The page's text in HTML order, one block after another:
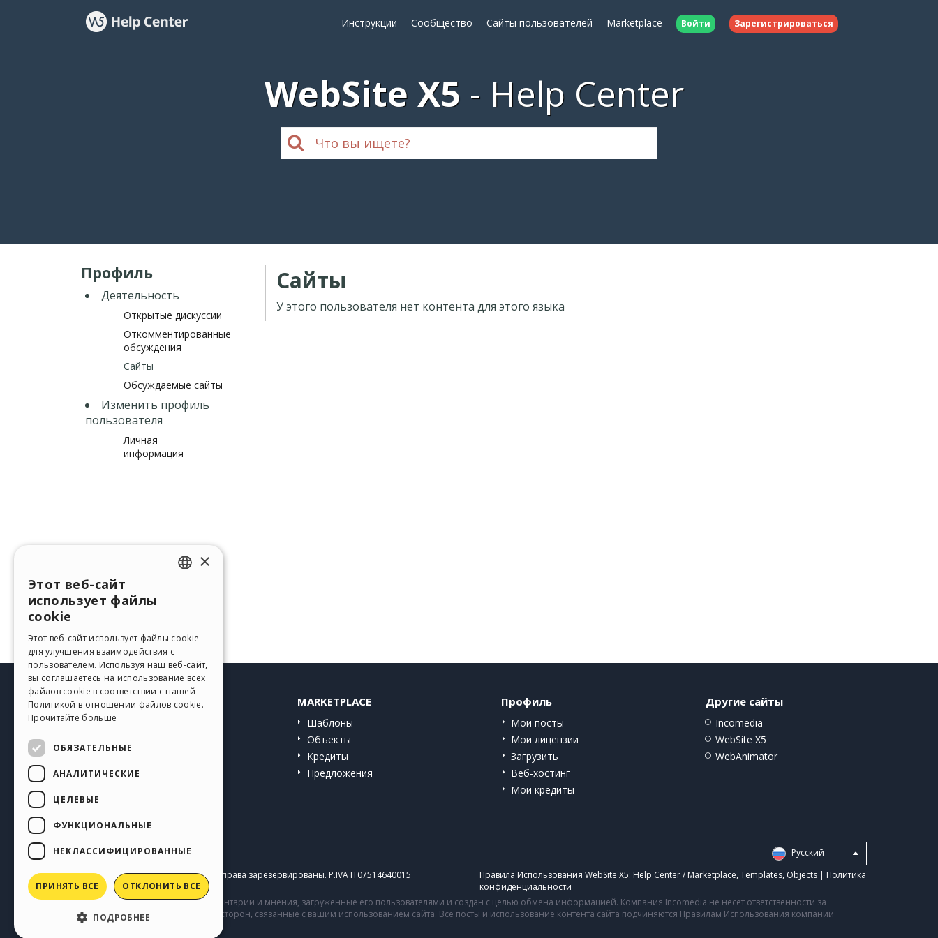
Инструкции Сообщество Сайты пользователей Marketplace Войти Зарегистрироваться
WebSite X5 Help Center
Профиль
Деятельность
Открытые дискуссии
Откомментированные
обсуждения
Сайты
Обсуждаемые сайты
Изменить профиль
пользователя
Личная
информация
Сайты
У этого пользователя нет контента для этого языка
HELP CENTER
Инструкции
MARKETPLACE
Шаблоны
Объекты
Кредиты
Предложения
Профиль
Мои посты
Мои лицензии
Загрузить
Веб-хостинг
Мои кредиты
Другие сайты
Incomedia
WebSite X5
WebAnimator
Pусский
Copyright © 2026Incomedia s.r.l.Все права зарезервированы. P.IVA IT07514640015 Правила Использования WebSite X5: Help Center / Marketplace, Templates, Objects | Политика
конфиденциальности
Сайт содержит информацию, комментарии и мнения, загруженные его пользователями и создан с целью обмена информацией. Компания Incomedia не несет ответственности за
комментарии и поведение третьих сторон, связанные с вашим использованием сайта. Все посты и использование контента сайта подчиняются Правилам Использования компании
Incomedia.
GERMAN
SPANISH
PORTUGUESE
POLISH
×
Этот веб-сайт
использует файлы
cookie
Этот веб-сайт использует файлы cookie
для улучшения взаимодействия с
пользователем. Используя наш веб-сайт,
вы соглашаетесь на использование всех
файлов cookie в соответствии с нашей
Политикой в ​​отношении файлов cookie.
Прочитайте больше
ОБЯЗАТЕЛЬНЫЕ
АНАЛИТИЧЕСКИЕ
ЦЕЛЕВЫЕ
ФУНКЦИОНАЛЬНЫЕ
НЕКЛАССИФИЦИРОВАННЫЕ
ПРИНЯТЬ ВСЕ ОТКЛОНИТЬ ВСЕ
ПОДРОБНЕЕ